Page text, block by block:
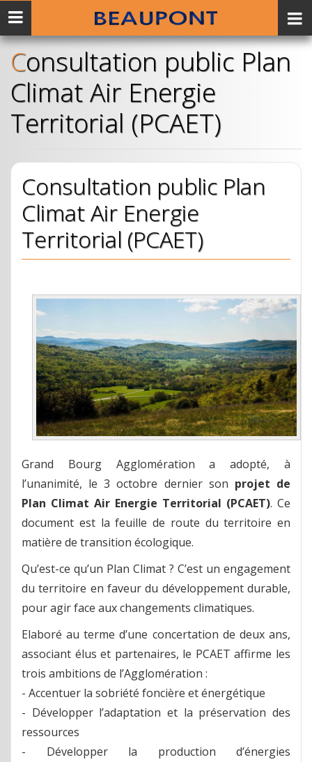
Consultation public Plan
Climat Air Energie
Territorial (PCAET)
Consultation public Plan
Climat Air Energie
Territorial (PCAET)
Grand Bourg Agglomération a adopté, à
l’unanimité, le 3 octobre dernier son projet de
Plan Climat Air Energie Territorial (PCAET). Ce
document est la feuille de route du territoire en
matière de transition écologique.
Qu’est-ce qu’un Plan Climat ? C’est un engagement
du territoire en faveur du développement durable,
pour agir face aux changements climatiques.
Elaboré au terme d’une concertation de deux ans,
associant élus et partenaires, le PCAET affirme les
trois ambitions de l’Agglomération :
- Accentuer la sobriété foncière et énergétique
- Développer l’adaptation et la préservation des
ressources
- Développer la production d’énergies
Menu
mobile